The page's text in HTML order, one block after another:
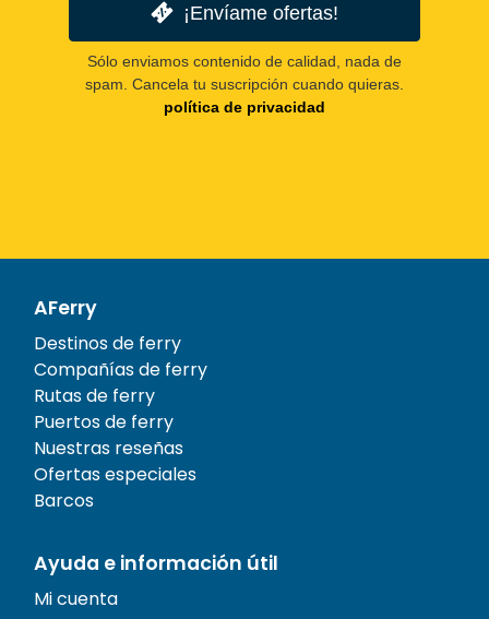
¡Envíame ofertas!
Sólo enviamos contenido de calidad, nada de
spam. Cancela tu suscripción cuando quieras.
política de privacidad
AFerry
Destinos de ferry
Compañías de ferry
Rutas de ferry
Puertos de ferry
Nuestras reseñas
Ofertas especiales
Barcos
Ayuda e información útil
Mi cuenta